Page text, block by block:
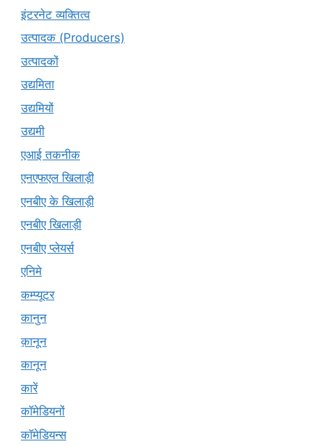
इंटरनेट व्यक्तित्व
उत्पादक (Producers)
उत्पादकों
उद्यमिता
उद्यमियों
उद्यमी
एआई तकनीक
एनएफएल खिलाड़ी
एनबीए के खिलाड़ी
एनबीए खिलाड़ी
एनबीए प्लेयर्स
एनिमे
कम्प्यूटर
कानुन
क़ानून
कानून
कारें
कॉमेडियनों
कॉमेडियन्स